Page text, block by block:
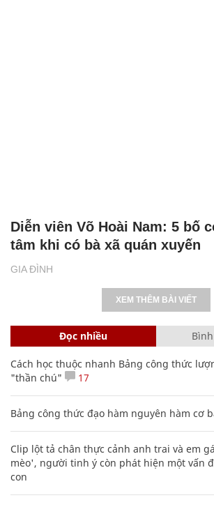
GIA ĐÌNH
Diễn viên Võ Hoài Nam: 5 bố
tâm khi có bà xã quán xuyến
XEM THÊM BÀI VIẾT
Đọc nhiều
Cách học thuộc nhanh Bảng công thức
"thần chú"
17
Bảng công thức đạo hàm nguyên hàm cơ
Clip lột tả chân thực cảnh anh trai và em
mèo', người tinh ý còn phát hiện một vấn
con